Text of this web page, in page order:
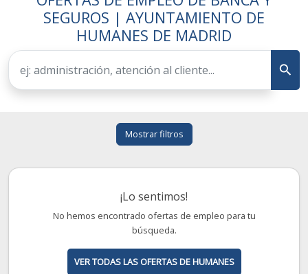
SEGUROS | AYUNTAMIENTO DE
HUMANES DE MADRID
Mostrar filtros
¡Lo sentimos!
No hemos encontrado ofertas de empleo para tu
búsqueda.
VER TODAS LAS OFERTAS DE HUMANES